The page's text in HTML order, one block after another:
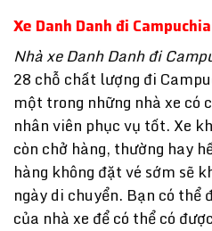
Xe Danh Danh đi Campuchia
Nhà xe Danh Danh đi
28 chỗ chất lượng đi
một trong những nhà xe có
nhân viên phục vụ tốt. Xe
còn chở hàng, thường hay
hàng không đặt vé sớm sẽ
ngày di chuyển. Bạn có thể
của nhà xe để có thể có